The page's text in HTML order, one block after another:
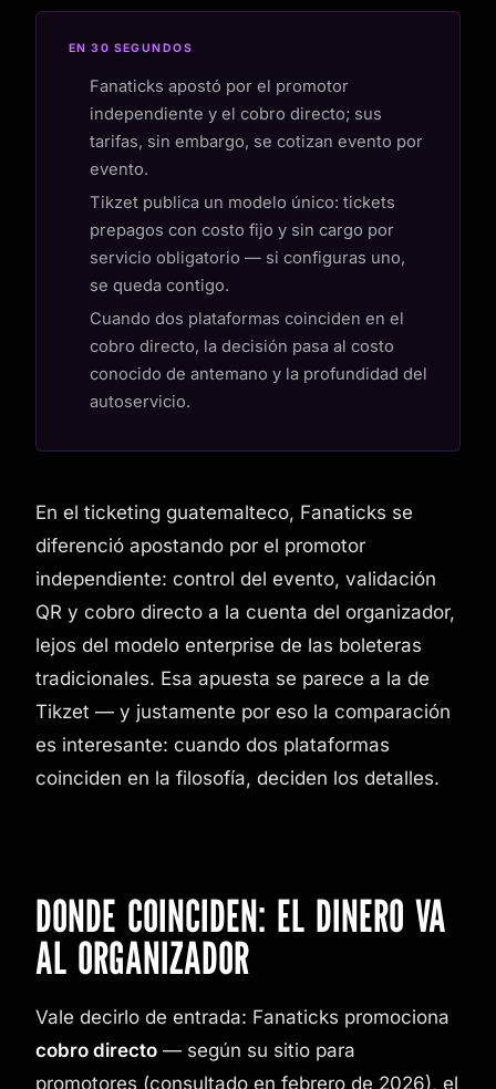
EN 30 SEGUNDOS
Fanaticks apostó por el promotor
independiente y el cobro directo; sus
tarifas, sin embargo, se cotizan evento por
evento.
Tikzet publica un modelo único: tickets
prepagos con costo fijo y sin cargo por
servicio obligatorio — si configuras uno,
se queda contigo.
Cuando dos plataformas coinciden en el
cobro directo, la decisión pasa al costo
conocido de antemano y la profundidad del
autoservicio.
En el ticketing guatemalteco, Fanaticks se
diferenció apostando por el promotor
independiente: control del evento, validación
QR y cobro directo a la cuenta del organizador,
lejos del modelo enterprise de las boleteras
tradicionales. Esa apuesta se parece a la de
Tikzet — y justamente por eso la comparación
es interesante: cuando dos plataformas
coinciden en la filosofía, deciden los detalles.
DONDE COINCIDEN: EL DINERO VA
AL ORGANIZADOR
Vale decirlo de entrada: Fanaticks promociona
cobro directo — según su sitio para
promotores (consultado en febrero de 2026), el